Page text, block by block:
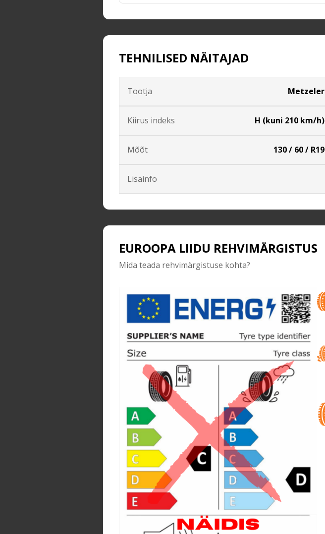
TEHNILISED NÄITAJAD
Tootja Metzeler
Kiirus indeks H (kuni 210 km/h)
Mõõt 130 / 60 / R19
Lisainfo
EUROOPA LIIDU REHVIMÄRGISTUS
Mida teada rehvimärgistuse kohta?